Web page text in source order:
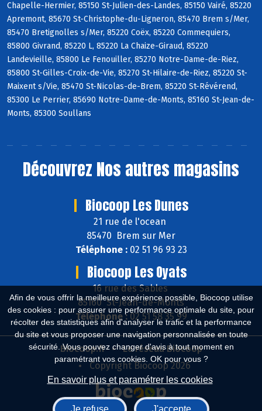
Afin de vous offrir la meilleure expérience possible, Biocoop utilise
des cookies : pour assurer une performance optimale du site, pour
récolter des statistiques afin d'analyser le trafic et la performance
du site et vous proposer une navigation personnalisée en toute
sécurité. Vous pouvez changer d'avis à tout moment en
paramétrant vos cookies. OK pour vous ?
En savoir plus et paramétrer les cookies
Je refuse J'accepte
Chapelle-Hermier, 85150 St-Julien-des-Landes, 85150 Vairé, 85220
Apremont, 85670 St-Christophe-du-Ligneron, 85470 Brem s/Mer,
85470 Bretignolles s/Mer, 85220 Coëx, 85220 Commequiers,
85800 Givrand, 85220 L, 85220 La Chaize-Giraud, 85220
Landevieille, 85800 Le Fenouiller, 85270 Notre-Dame-de-Riez,
85800 St-Gilles-Croix-de-Vie, 85270 St-Hilaire-de-Riez, 85220 St-
Maixent s/Vie, 85470 St-Nicolas-de-Brem, 85220 St-Révérend,
85300 Le Perrier, 85690 Notre-Dame-de-Monts, 85160 St-Jean-de-
Monts, 85300 Soullans
Découvrez Nos autres magasins
Biocoop Les Dunes
21 rue de l'ocean
85470 Brem sur Mer
Téléphone :02 51 96 93 23
Biocoop Les Oyats
16 rue des Sables
85160 St-Jean-de-Monts
Téléphone :02 51 58 35 99
Biocoop.fr
Le réseau Biocoop
Copyright Biocoop 2026